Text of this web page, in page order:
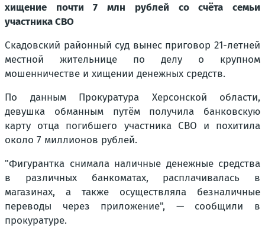
хищение почти 7 млн рублей со счёта семьи
участника СВО
Скадовский районный суд вынес приговор 21-летней
местной жительнице по делу о крупном
мошенничестве и хищении денежных средств.
По данным Прокуратура Херсонской области,
девушка обманным путём получила банковскую
карту отца погибшего участника СВО и похитила
около 7 миллионов рублей.
"Фигурантка снимала наличные денежные средства
в различных банкоматах, расплачивалась в
магазинах, а также осуществляла безналичные
переводы через приложение", — сообщили в
прокуратуре.